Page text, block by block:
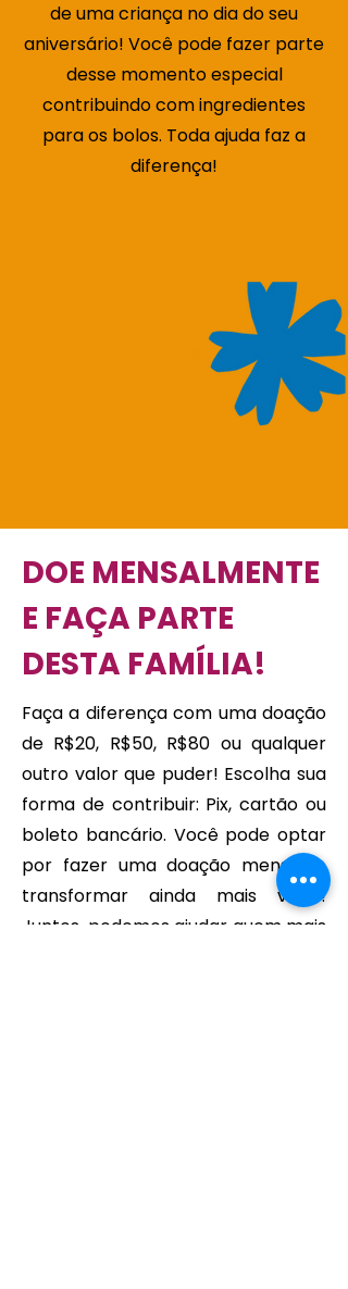
de uma criança no dia do seu
aniversário! Você pode fazer parte
desse momento especial
contribuindo com ingredientes
para os bolos. Toda ajuda faz a
diferença!
DOE MENSALMENTE
E FAÇA PARTE
DESTA FAMÍLIA!
Faça a diferença com uma doação
de R$20, R$50, R$80 ou qualquer
outro valor que puder! Escolha sua
forma de contribuir: Pix, cartão ou
boleto bancário. Você pode optar
por fazer uma doação mensal e
transformar ainda mais vidas!
Juntos, podemos ajudar quem mais